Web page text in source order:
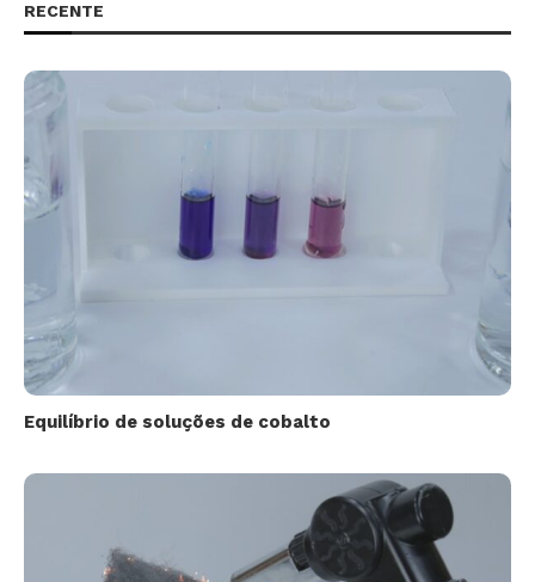
RECENTE
Equilíbrio de soluções de cobalto